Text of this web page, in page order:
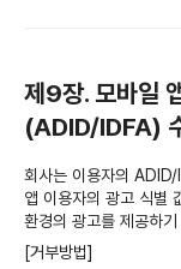
제9장. 모바일
(ADID/IDFA)
회사는 이용자의
앱 이용자의 광고 식별
환경의 광고를 제공하
[거부방법]